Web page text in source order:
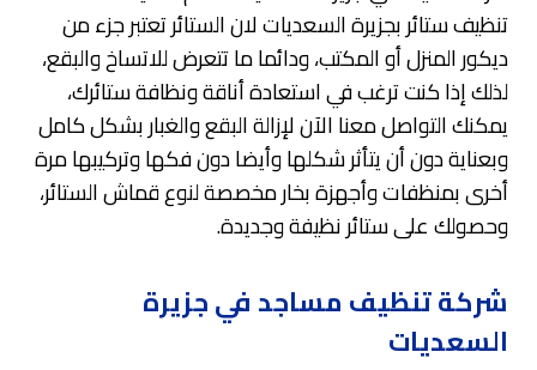
تنظيف ستائر بجزيرة السعديات لان الستائر تعتبر جزء من
ديكور المنزل أو المكتب، ودائما ما تتعرض للاتساخ والبقع،
لذلك إذا كنت ترغب في استعادة أناقة ونظافة ستائرك،
يمكنك التواصل معنا الآن لإزالة البقع والغبار بشكل كامل
وبعناية دون أن يتأثر شكلها وأيضا دون فكها وتركيبها مرة
أخرى بمنظفات وأجهزة بخار مخصصة لنوع قماش الستائر،
وحصولك على ستائر نظيفة وجديدة.
شركة تنظيف مساجد في جزيرة
السعديات